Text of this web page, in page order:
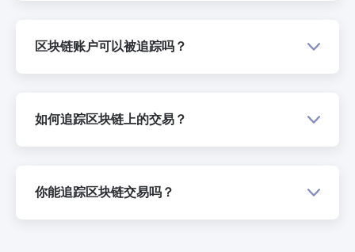
区块链账户可以被追踪吗？
如何追踪区块链上的交易？
你能追踪区块链交易吗？